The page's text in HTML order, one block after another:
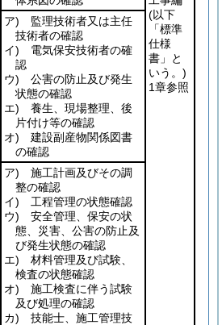
(以下
「標準
仕様
書」と
いう。)
1章参照
ア) 監理技術者又は主任
技術者の確認
イ) 電気保安技術者の確
認
ウ) 公害の防止及び発生
状態の確認
エ) 養生、現場整理、後
片付け等の確認
オ) 建設副産物関係図書
の確認
ア) 施工計画及びその調
整の確認
イ) 工程管理の状態確認
ウ) 安全管理、保安の状
態、災害、公害の防止及
び発生状態の確認
エ) 材料管理及び試験、
検査の状態確認
オ) 施工検査に伴う試験
及び処理の確認
カ) 技能士、施工管理技